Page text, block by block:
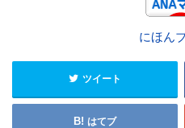
にほん
ツイート
はてブ